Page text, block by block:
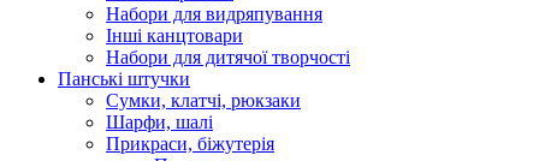
Набори для видряпування
Інші канцтовари
Набори для дитячої творчості
Панські штучки
Сумки, клатчі, рюкзаки
Шарфи, шалі
Прикраси, біжутерія